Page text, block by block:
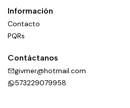
Información
Suplemento dietario.
equilibrada.
Contiene derivados de leche.
Mantener fuera del alcance de los
Información
Contacto
PQRs
Contáctanos
givmer@hotmail.com
573229079958